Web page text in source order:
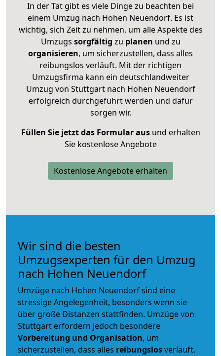
In der Tat gibt es viele Dinge zu beachten bei
einem Umzug nach Hohen Neuendorf. Es ist
wichtig, sich Zeit zu nehmen, um alle Aspekte des
Umzugs sorgfältig zu planen und zu
organisieren, um sicherzustellen, dass alles
reibungslos verläuft. Mit der richtigen
Umzugsfirma kann ein deutschlandweiter
Umzug von Stuttgart nach Hohen Neuendorf
erfolgreich durchgeführt werden und dafür
sorgen wir.
Füllen Sie jetzt das Formular ausund erhalten
Sie kostenlose Angebote
Kostenlose Angebote erhalten
Wir sind die besten
Umzugsexperten für den Umzug
nach Hohen Neuendorf
Umzüge nach Hohen Neuendorf sind eine
stressige Angelegenheit, besonders wenn sie
über große Distanzen stattfinden. Umzüge von
Stuttgart erfordern jedoch besondere
Vorbereitung und Organisation, um
sicherzustellen, dass alles reibungslosverläuft.